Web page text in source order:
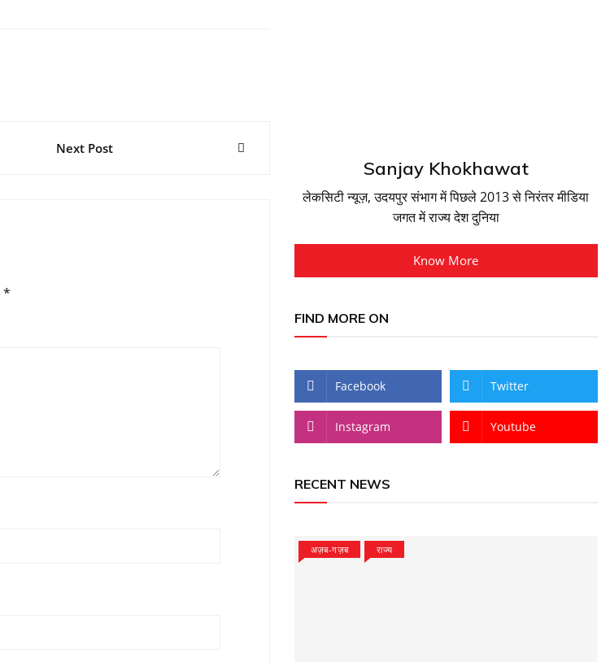
Next Post
*
Sanjay Khokhawat
लेकसिटी न्यूज़, उदयपुर संभाग में पिछले 2013 से निरंतर मीडिया
जगत में राज्य देश दुनिया
Know More
FIND MORE ON
Facebook Twitter
Instagram Youtube
RECENT NEWS
अज़ब-गज़ब राज्य